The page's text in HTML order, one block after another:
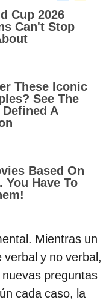
Mientras un
verbal y no verbal,
preguntas
cada caso, la